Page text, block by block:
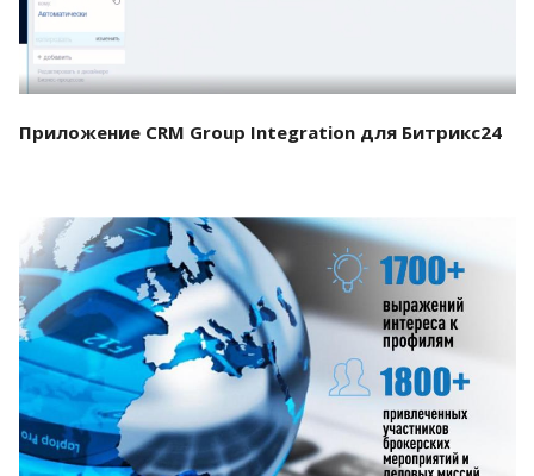
Приложение CRM Group Integration для Битрикс24
Смотреть проект